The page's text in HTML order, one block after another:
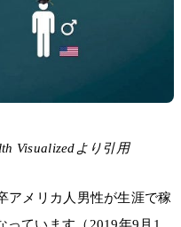
Visualizedより引用
アメリカ人男性が生涯で稼